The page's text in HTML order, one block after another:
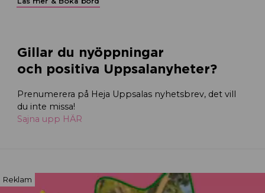
Gillar du nyöppningar
och positiva Uppsalanyheter?
Prenumerera på Heja Uppsalas nyhetsbrev, det vill
du inte missa!
Sajna upp HÄR
Reklam